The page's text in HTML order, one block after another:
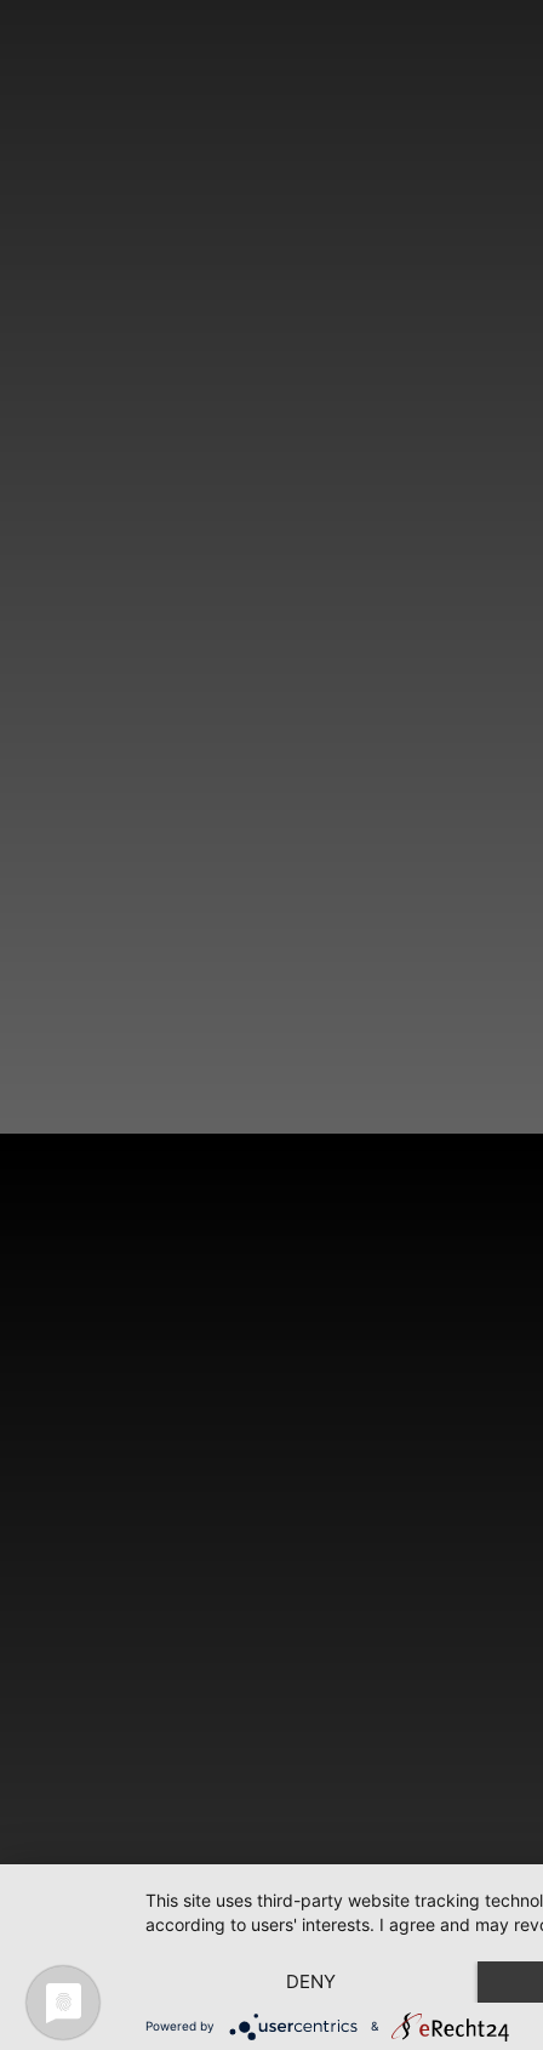
This site uses third-party website tracking
according to users' interests. I agree and may
DENY
Powered by &